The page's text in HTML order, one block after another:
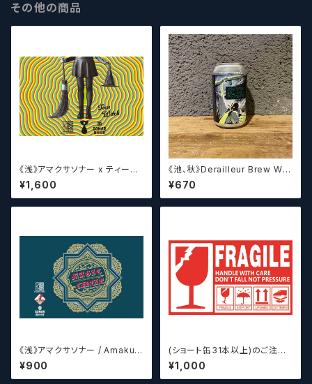
その他の商品
《浅》アマクサソナー x ティーン
エイジ x ウィッチクラフト / Am
akusa sonar x Teenage Br
ewing ×WITCH CRAFT Tee
¥1,600
《池、秋》Derailleur Brew Wor
ks ANONYMOUS BREWH
OLIC FOUNDATION ディ
レイラブリューワークス
¥670
《浅》アマクサソナー / Amakus
a sonar MAGIC CIRCLE 【ク
ラフトビールシザーズ】
¥900
(ショート缶31本以上)のご注文
の場合いこちらをご購入くださ
い。 【クラフトビール】
¥1,000